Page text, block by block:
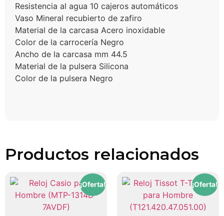
Resistencia al agua 10 cajeros automáticos
Vaso Mineral recubierto de zafiro
Material de la carcasa Acero inoxidable
Color de la carrocería Negro
Ancho de la carcasa mm 44.5
Material de la pulsera Silicona
Color de la pulsera Negro
Productos relacionados
¡Oferta! ¡Oferta!